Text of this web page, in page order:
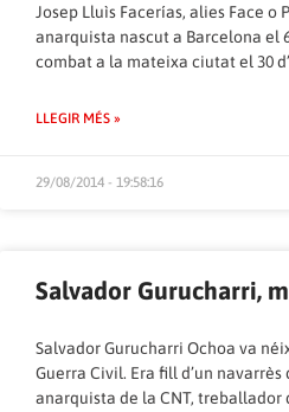
Josep Lluìs Facerías, alies Face o
anarquista nascut a Barcelona el
combat a la mateixa ciutat el 30
LLEGIR MÉS »
29/08/2014 - 19:58:16
Salvador Gurucharri,
Salvador Gurucharri Ochoa va
Guerra Civil. Era fill d’un
anarquista de la CNT, treballador